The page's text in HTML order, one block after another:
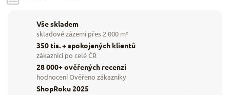
Vše skladem
skladové zázemí přes 2 000 m²
350 tis. + spokojených klientů
zákazníci po celé ČR
28 000+ ověřených recenzí
hodnocení Ověřeno zákazníky
ShopRoku 2025